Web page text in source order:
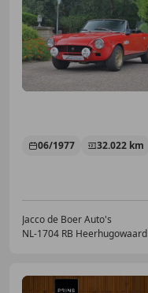
06/1977 32.022 km
Jacco de Boer Auto's
NL-1704 RB Heerhugowaard